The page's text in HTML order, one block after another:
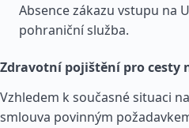
Absence zákazu vstupu na
pohraniční služba.
Zdravotní pojištění pro cesty
Vzhledem k současné situaci
smlouva povinným